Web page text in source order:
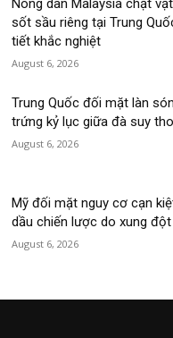
Nông dân Malaysia chật
sốt sầu riêng tại Trung
tiết khắc nghiệt
August 6, 2026
Trung Quốc đối mặt làn
trứng kỷ lục giữa đà suy
August 6, 2026
Mỹ đối mặt nguy cơ cạn
dầu chiến lược do xung
August 6, 2026